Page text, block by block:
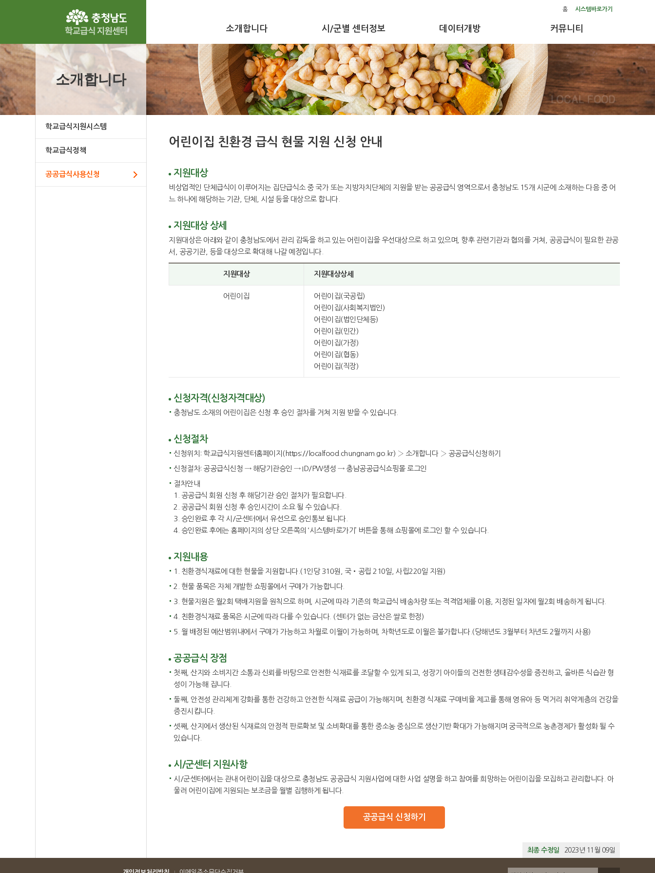
홈 시스템바로가기
소개합니다 시/군별 센터정보 데이터개방 커뮤니티
소개합니다
학교급식지원시스템
학교급식정책
공공급식사용신청
어린이집 친환경 급식 현물 지원 신청 안내
지원대상
비상업적인 단체급식이 이루어지는 집단급식소 중 국가 또는 지방자치단체의 지원을 받는 공공급식 영역으로서 충청남도 15개 시군에 소재하는 다음 중 어
느 하나에 해당하는 기관, 단체, 시설 등을 대상으로 합니다.
지원대상 상세
지원대상은 아래와 같이 충청남도에서 관리 감독을 하고 있는 어린이집을 우선대상으로 하고 있으며, 향후 관련기관과 협의를 거쳐, 공공급식이 필요한 관공
서, 공공기관, 등을 대상으로 확대해 나갈 예정입니다.
지원대상 지원대상상세
어린이집
어린이집(국공립)
어린이집(사회복지법인)
어린이집(법인단체등)
어린이집(민간)
어린이집(가정)
어린이집(협동)
어린이집(직장)
신청자격(신청자격대상)
충청남도 소재의 어린이집은 신청 후 승인 절차를 거쳐 지원 받을 수 있습니다.
신청절차
신청위치: 학교급식지원센터홈페이지(https://localfood.chungnam.go.kr) › 소개합니다 › 공공급식신청하기
신청절차: 공공급식신청 → 해당기관승인 → ID/PW생성 → 충남공공급식쇼핑몰 로그인
절차안내
1. 공공급식 회원 신청 후 해당기관 승인 절차가 필요합니다.
2. 공공급식 회원 신청 후 승인시간이 소요 될 수 있습니다.
3. 승인완료 후 각 시/군센터에서 유선으로 승인통보 됩니다.
4. 승인완료 후에는 홈페이지의 상단 오른쪽의 ‘시스템바로가기’ 버튼을 통해 쇼핑몰에 로그인 할 수 있습니다.
지원내용
1. 친환경식재료에 대한 현물을 지원합니다.(1인당 310원, 국‧공립 210일, 사립220일 지원)
2. 현물 품목은 자체 개발한 쇼핑몰에서 구매가 가능합니다.
3. 현물지원은 월2회 택배지원을 원칙으로 하며, 시군에 따라 기존의 학교급식 배송차량 또는 적격업체를 이용, 지정된 일자에 월2회 배송하게 됩니다.
4. 친환경식재료 품목은 시군에 따라 다를 수 있습니다. (센터가 없는 금산은 쌀로 한정)
5. 월 배정된 예산범위내에서 구매가 가능하고 차월로 이월이 가능하며, 차학년도로 이월은 불가합니다.(당해년도 3월부터 차년도 2월까지 사용)
공공급식 장점
첫째, 산지와 소비지간 소통과 신뢰를 바탕으로 안전한 식재료를 조달할 수 있게 되고, 성장기 아이들의 건전한 생태감수성을 증진하고, 올바른 식습관 형
성이 가능해 집니다.
둘째, 안전성 관리체계 강화를 통한 건강하고 안전한 식재료 공급이 가능해지며, 친환경 식재료 구매비율 제고를 통해 영유아 등 먹거리 취약계층의 건강을
증진시킵니다.
셋째, 산지에서 생산된 식재료의 안정적 판로확보 및 소비확대를 통한 중소농 중심으로 생산기반 확대가 가능해지며 궁극적으로 농촌경제가 활성화 될 수
있습니다.
시/군센터 지원사항
시/군센터에서는 관내 어린이집을 대상으로 충청남도 공공급식 지원사업에 대한 사업 설명을 하고 참여를 희망하는 어린이집을 모집하고 관리합니다. 아
울러 어린이집에 지원되는 보조금을 월별 집행하게 됩니다.
공공급식 신청하기
최종 수정일 2023년 11월 09일